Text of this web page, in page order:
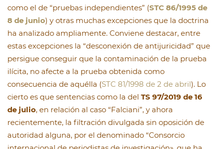
como el de “pruebas independientes” (STC 86/1995 de
8 de junio) y otras muchas excepciones que la doctrina
ha analizado ampliamente. Conviene destacar, entre
estas excepciones la “desconexión de antijuricidad” que
persigue conseguir que la contaminación de la prueba
ilícita, no afecte a la prueba obtenida como
consecuencia de aquélla (STC 81/1998 de 2 de abril). Lo
cierto es que sentencias como la del TS 97/2019 de 16
de julio, en relación al caso “Falciani”, y ahora
recientemente, la filtración divulgada sin oposición de
autoridad alguna, por el denominado “Consorcio